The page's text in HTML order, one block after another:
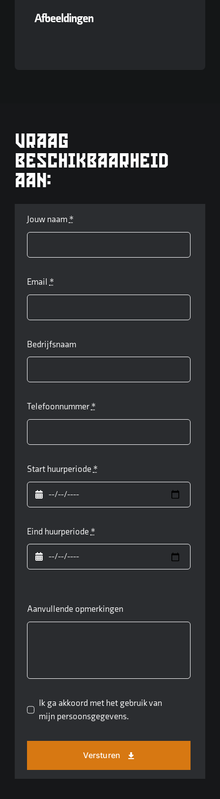
Afbeeldingen
VRAAG
BESCHIKBAARHEID
AAN:
Jouw naam*
Email *
Bedrijfsnaam
Telefoonnummer*
Start huurperiode *
Eind huurperiode *
Aanvullende opmerkingen
Ik ga akkoord met het gebruik van
mijn persoonsgegevens.
Versturen